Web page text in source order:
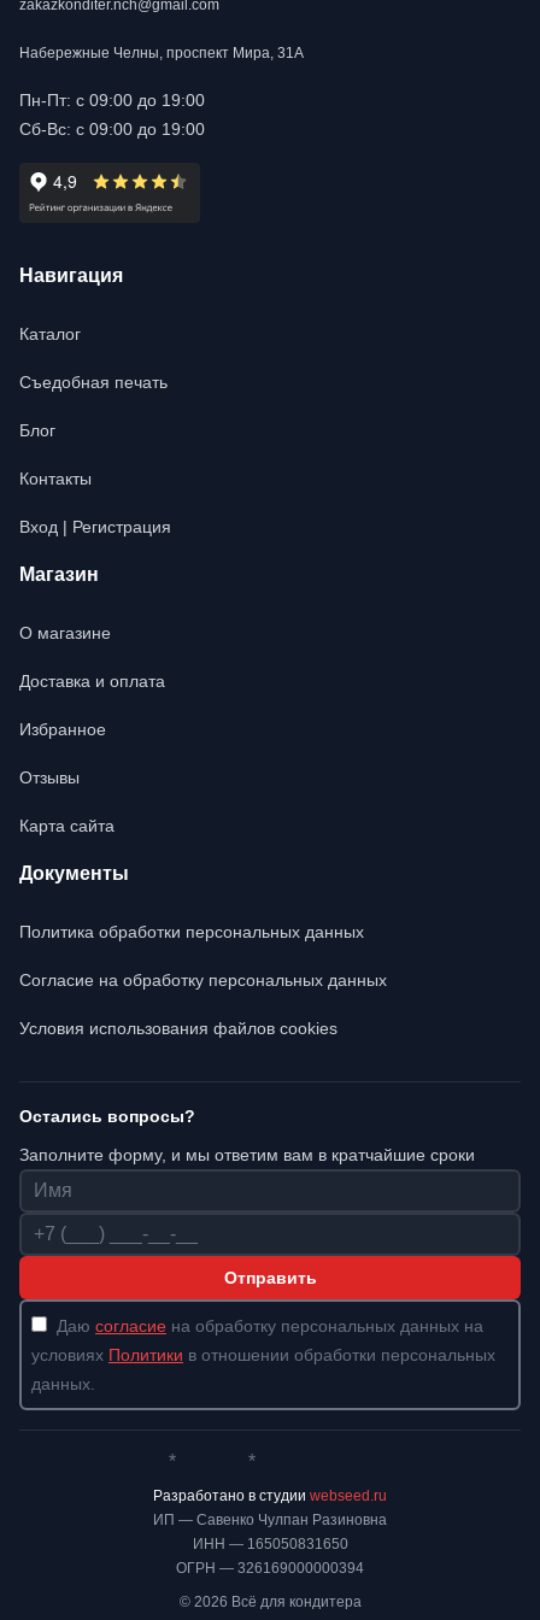
zakazkonditer.nch@gmail.com
Набережные Челны, проспект Мира, 31А
Пн-Пт: с 09:00 до 19:00
Сб-Вс: с 09:00 до 19:00
Навигация
Каталог
Съедобная печать
Блог
Контакты
Вход | Регистрация
Магазин
О магазине
Доставка и оплата
Избранное
Отзывы
Карта сайта
Документы
Политика обработки персональных данных
Согласие на обработку персональных данных
Условия использования файлов cookies
Остались вопросы?
Заполните форму, и мы ответим вам в кратчайшие сроки
Имя
Телефон
Отправить
Даю согласие на обработку персональных данных на
условиях Политики в отношении обработки персональных
данных.
ИП — Савенко Чулпан Разиновна
ИНН — 165050831650
ОГРН — 326169000000394
© 2026 Всё для кондитера
* *
Разработано в студии webseed.ru